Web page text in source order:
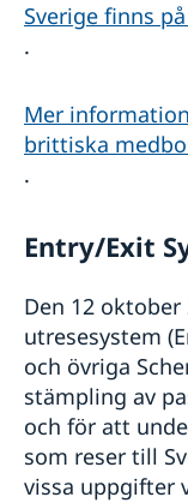
Sverige finns
.
Mer
brittiska
.
Entry/Exit
Den 12 oktober
utresesystem
och övriga
stämpling av
och för att
som reser till
vissa uppgifter